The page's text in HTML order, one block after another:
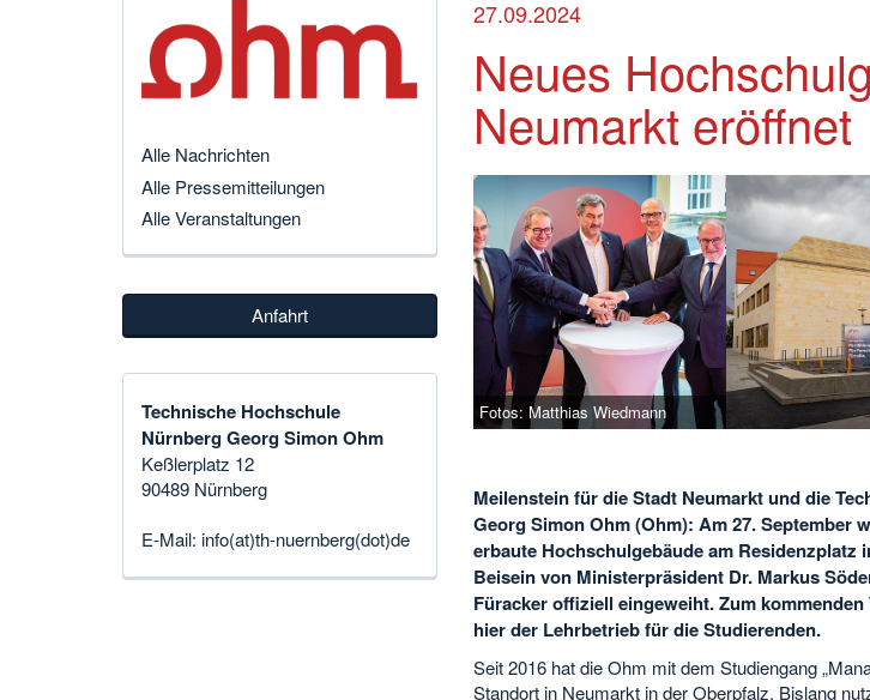
27.09.2024
Neues
Neumarkt eröffnet
Fotos: Matthias Wiedmann
Meilenstein für die Stadt Neumarkt und die
Georg Simon Ohm (Ohm): Am 27. September
erbaute Hochschulgebäude am Residenzplatz
Beisein von Ministerpräsident Dr. Markus
Füracker offiziell eingeweiht. Zum
hier der Lehrbetrieb für die Studierenden.
Seit 2016 hat die Ohm mit dem Studiengang
Standort in Neumarkt in der Oberpfalz. Bislang
Alle Nachrichten
Alle Pressemitteilungen
Alle Veranstaltungen
Anfahrt
Technische Hochschule
Nürnberg Georg Simon Ohm
Keßlerplatz 12
90489 Nürnberg
E-Mail: info(at)th-nuernberg(dot)de